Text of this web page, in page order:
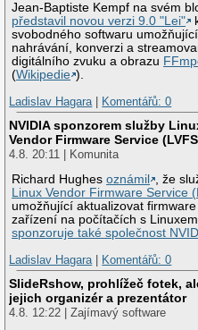
Jean-Baptiste Kempf na svém
představil novou verzi 9.0 "Lei"
svobodného softwaru
nahrávání, konverzi a
digitálního zvuku a obrazu
(Wikipedie ).
Ladislav Hagara| Komentářů: 0
NVIDIA sponzorem služby
Vendor Firmware Service
4.8. 20:11 | Komunita
Richard Hughesoznámil
, že
Linux Vendor Firmware Service
umožňující aktualizovat firmware
zařízení na počítačích s
sponzoruje také společnost
Ladislav Hagara| Komentářů: 0
SlideRshow, prohlížeč fotek,
jejich organizér a prezentátor
4.8. 12:22 | Zajímavý software